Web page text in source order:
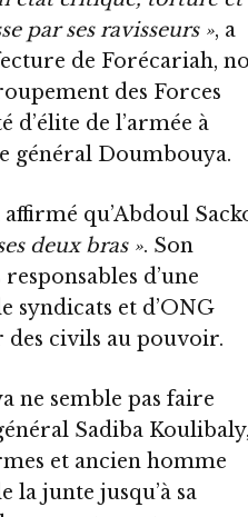
par ses ravisseurs », a
de Forécariah,
des Forces
d’élite de l’armée à
général Doumbouya.
affirmé qu’Abdoul
deux bras ». Son
d’une
syndicats et d’ONG
civils au pouvoir.
ne semble pas faire
Sadiba
et ancien homme
la junte jusqu’à sa